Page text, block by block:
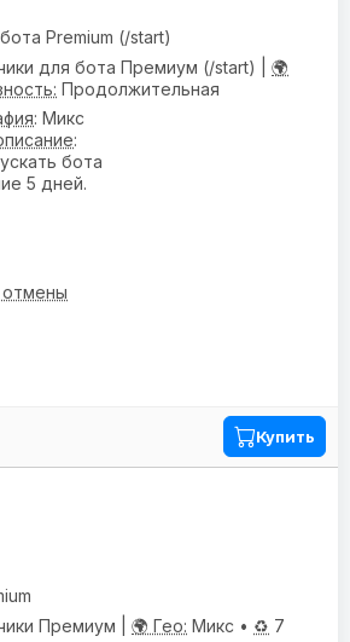
Premium (/start)
для бота Премиум (/start) | 🌍
Продолжительная
: Микс
:
бота
5 дней.
отмены
Купить
Премиум | 🌍 Гео: Микс • ♻️ 7